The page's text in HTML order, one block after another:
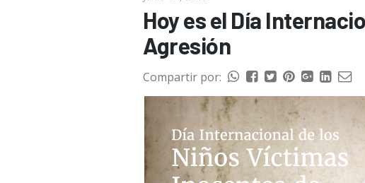
Hoy es el Día
Agresión
Compartir por: